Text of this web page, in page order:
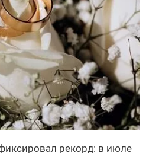
рекорд: в июле